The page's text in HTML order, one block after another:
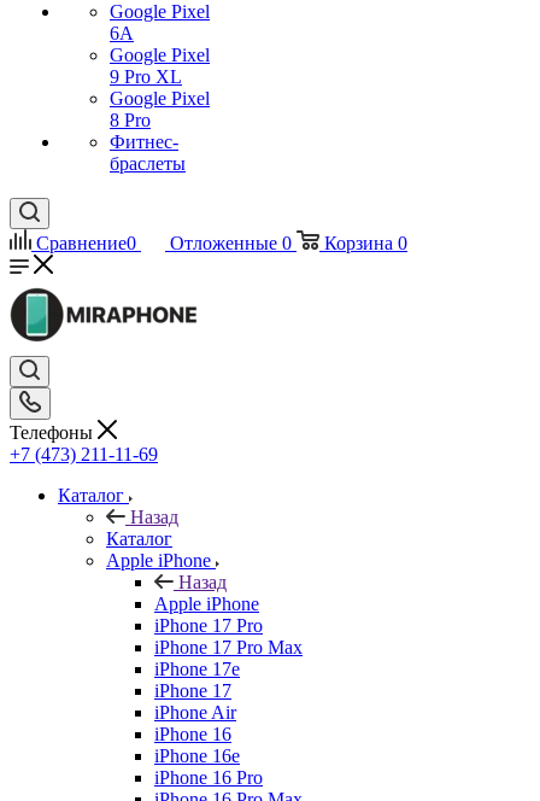
Google Pixel
6A
Google Pixel
9 Pro XL
Google Pixel
8 Pro
Фитнес-
браслеты
Сравнение0 Отложенные 0 Корзина 0
Телефоны
+7 (473) 211-11-69
Каталог
Назад
Каталог
Apple iPhone
Назад
Apple iPhone
iPhone 17 Pro
iPhone 17 Pro Max
iPhone 17e
iPhone 17
iPhone Air
iPhone 16
iPhone 16e
iPhone 16 Pro